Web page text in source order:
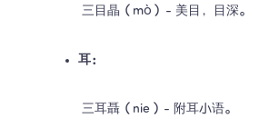
三目瞐（mò）- 美目，目深。
耳：
三耳聶（nie）- 附耳小语。